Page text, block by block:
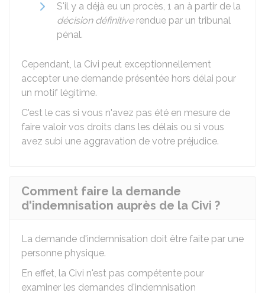
S'il y a déjà eu un procès, 1 an à partir de la
décision définitiverendue par un tribunal
pénal.
Cependant, la Civi peut exceptionnellement
accepter une demande présentée hors délai pour
un motif légitime.
C'est le cas si vous n'avez pas été en mesure de
faire valoir vos droits dans les délais ou si vous
avez subi une aggravation de votre préjudice.
Comment faire la demande
d'indemnisation auprès de la Civi ?
La demande d'indemnisation doit être faite par une
personne physique.
En effet, la Civi n'est pas compétente pour
examiner les demandes d'indemnisation